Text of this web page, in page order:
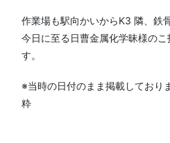
作業場も駅向かいからK3 隣、鉄
今日に至る日曹金属化学昧様の
す。
※当時の日付のまま掲載しており
粋